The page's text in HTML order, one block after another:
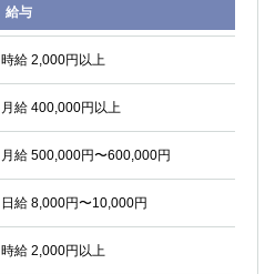
給与
時給 2,000円以上
月給 400,000円以上
月給 500,000円〜600,000円
日給 8,000円〜10,000円
時給 2,000円以上
ひたち野うしく
館林
選択した内容で設定